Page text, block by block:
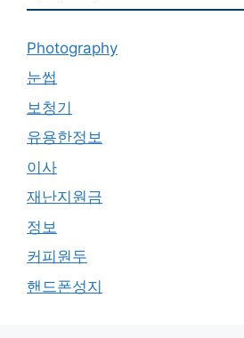
Photography
눈썹
보청기
유용한정보
이사
재난지원금
정보
커피원두
핸드폰성지